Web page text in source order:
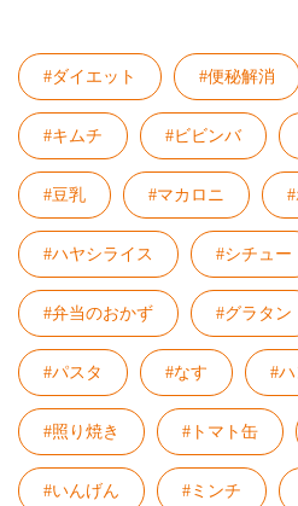
#ダイエット #便秘解消
#キムチ #ビビンバ
#豆乳 #マカロニ
#ハヤシライス #シチュー
#弁当のおかず #グラタン
#パスタ #なす #
#照り焼き #トマト缶
#いんげん #ミンチ